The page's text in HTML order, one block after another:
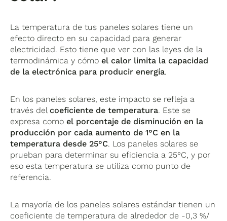
La temperatura de tus paneles solares tiene un
efecto directo en su capacidad para generar
electricidad. Esto tiene que ver con las leyes de la
termodinámica y cómoel calor limita la capacidad
de la electrónica para producir energía.
En los paneles solares, este impacto se refleja a
través delcoeficiente de temperatura. Este se
expresa comoel porcentaje de disminución en la
producción por cada aumento de 1°C en la
temperatura desde 25°C. Los paneles solares se
prueban para determinar su eficiencia a 25°C, y por
eso esta temperatura se utiliza como punto de
referencia.
La mayoría de los paneles solares estándar tienen un
coeficiente de temperatura de alrededor de -0,3 %/